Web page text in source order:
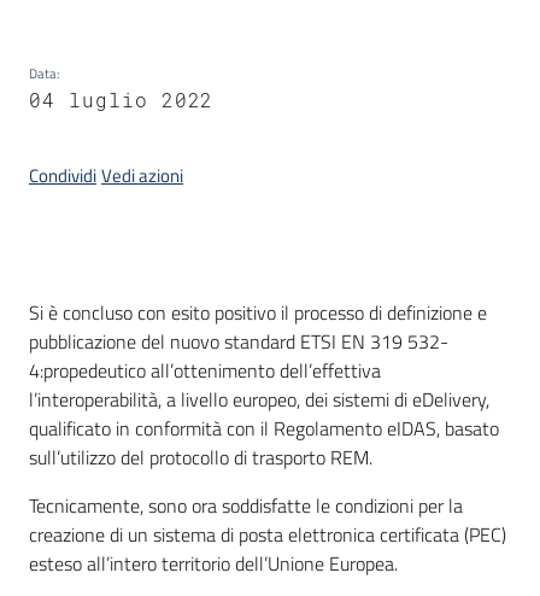
Seguici
su
Data:
04 luglio 2022
CondividiVedi azioni
Introduzione
Si è concluso con esito positivo il processo di definizione e
pubblicazione del nuovo standard ETSI EN 319 532-
4:propedeutico all’ottenimento dell’effettiva
l’interoperabilità, a livello europeo, dei sistemi di eDelivery,
qualificato in conformità con il Regolamento eIDAS, basato
sull’utilizzo del protocollo di trasporto REM.
Tecnicamente, sono ora soddisfatte le condizioni per la
creazione di un sistema di posta elettronica certificata (PEC)
esteso all’intero territorio dell’Unione Europea.